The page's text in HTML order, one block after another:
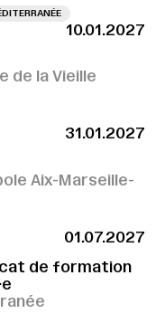
10.01.2027
de la Vieille
31.01.2027
Aix-Marseille-
01.07.2027
de formation